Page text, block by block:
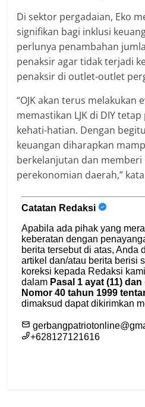
Di sektor pergadaian, Eko
signifikan bagi inklusi
perlunya penambahan
penaksir agar tidak terjadi
penaksir di outlet-outlet
“OJK akan terus melakukan
memastikan LJK di DIY
kehati-hatian. Dengan
keuangan diharapkan
berkelanjutan dan
perekonomian daerah,”